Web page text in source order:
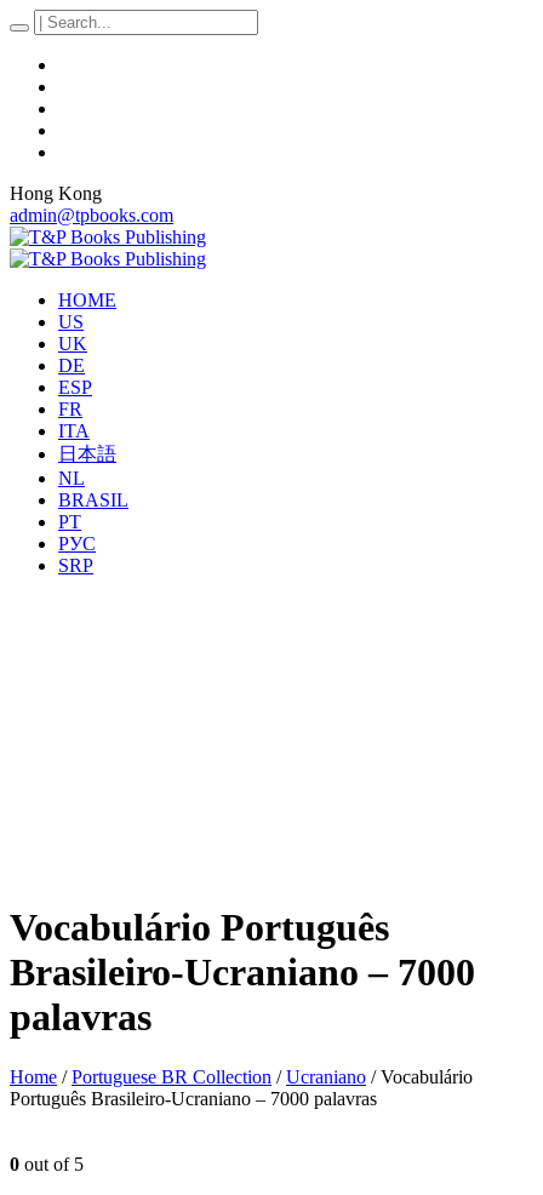
Hong Kong
admin@tpbooks.com
HOME
US
UK
DE
ESP
FR
ITA
日本語
NL
BRASIL
PT
РУС
SRP
Vocabulário Português
Brasileiro-Ucraniano – 7000
palavras
Home /Portuguese BR Collection /Ucraniano / Vocabulário
Português Brasileiro-Ucraniano – 7000 palavras
0 out of 5